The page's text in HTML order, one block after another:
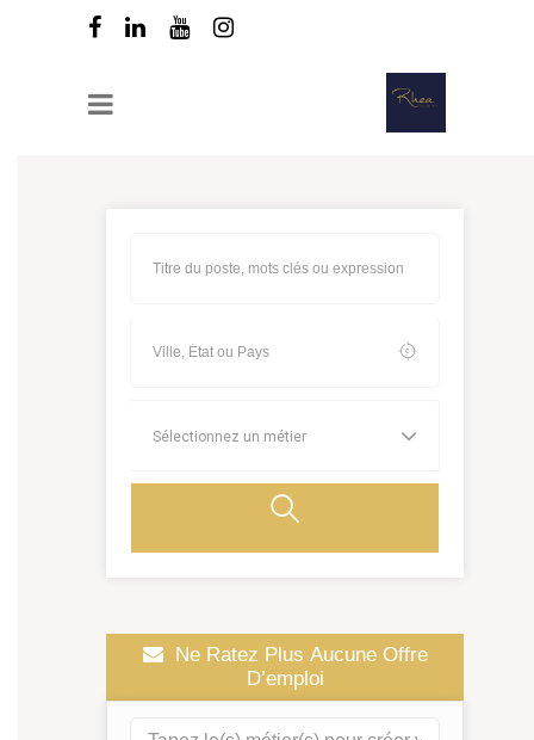
Ne Ratez Plus Aucune Offre
D’emploi